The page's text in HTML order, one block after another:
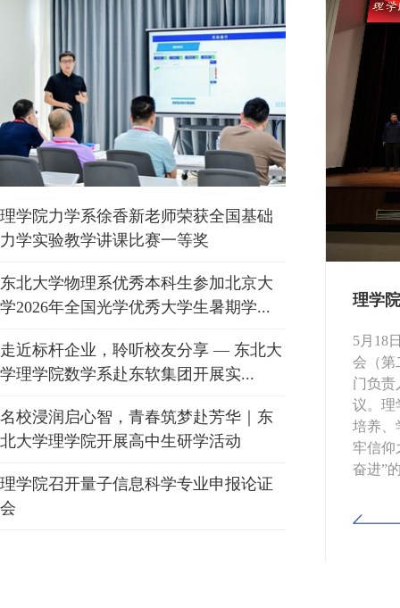
理学院力学系徐香新老师荣获全国基础
力学实验教学讲课比赛一等奖
东北大学物理系优秀本科生参加北京大
学2026年全国光学优秀大学生暑期学...
走近标杆企业，聆听校友分享 — 东北大
学理学院数学系赴东软集团开展实...
名校浸润启心智，青春筑梦赴芳华｜东
北大学理学院开展高中生研学活动
理学院召开量子信息科学专业申报论证
会
力谋新篇 ——理学院召开2026年...
届四中全会精神，全面落实习近平总书记重要
2026年寒假战略研讨会部署，进一步推动学
与年度重点工作开展，1月23日，理学院在建
参加会议。会议伊始，学院党委书记李晓璐带
近平总书记在省部级主要领导干部学习贯彻党
理学
5月18
会（第
门负责
议。理
培养、
牢信仰
奋进”